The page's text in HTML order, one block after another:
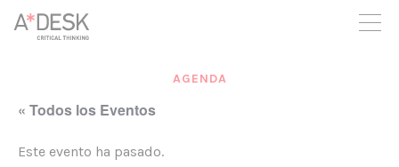
crees también en A*DESK seguimos necesitándote para poder
seguir adelante. Ahora puedes participar del proyecto y
apoyarlo.
AGENDA
« Todos los Eventos
Este evento ha pasado.